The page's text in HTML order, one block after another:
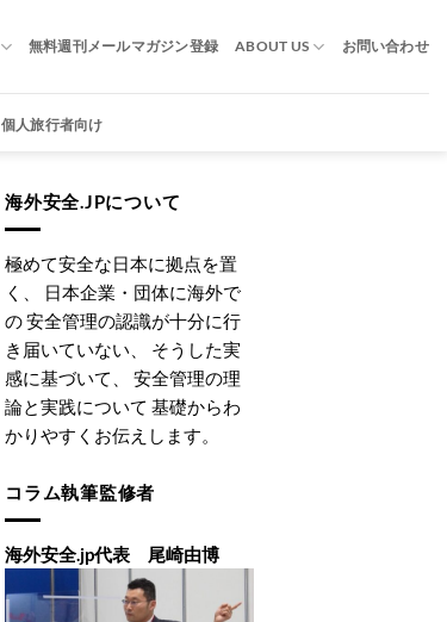
無料週刊メールマガジン登録 ABOUT US お問い合わせ
個人旅行者向け
海外安全.JPについて
極めて安全な日本に拠点を置
く、 日本企業・団体に海外で
の 安全管理の認識が十分に行
き届いていない、 そうした実
感に基づいて、 安全管理の理
論と実践について 基礎からわ
かりやすくお伝えします。
コラム執筆監修者
海外安全.jp代表 尾崎由博